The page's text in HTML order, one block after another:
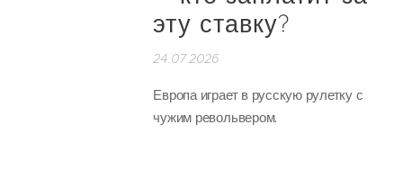
эту ставку?
24.07.2026
Европа играет в русскую рулетку с
чужим револьвером.